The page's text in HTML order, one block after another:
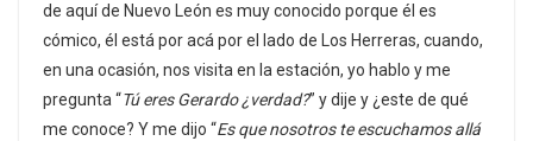
de aquí de Nuevo León es muy conocido porque él es
cómico, él está por acá por el lado de Los Herreras, cuando,
en una ocasión, nos visita en la estación, yo hablo y me
pregunta “Tú eres Gerardo ¿verdad?” y dije y ¿este de qué
me conoce? Y me dijo “Es que nosotros te escuchamos allá